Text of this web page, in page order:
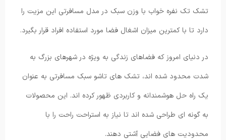
تشک تک نفره خواب با وزن سبک در مدل مسافرتی این مزیت را
دارد تا با کمترین میزان اشغال فضا مورد استفاده افراد قرار بگیرد.
در دنیای امروز که فضاهای زندگی به ویژه در شهرهای بزرگ به
شدت محدود شده اند، تشک های تاشو سبک مسافرتی به عنوان
یک راه حل هوشمندانه و کاربردی ظهور کرده اند. این محصولات
به گونه ای طراحی شده اند تا نیاز به استراحت راحت را با
محدودیت های فضایی آشتی دهند.